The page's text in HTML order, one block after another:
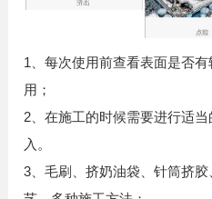
1、每次使用前查看表面是否
用；
2、在施工的时候需要进行适
入。
3、毛刷、挤奶油袋、针筒挤